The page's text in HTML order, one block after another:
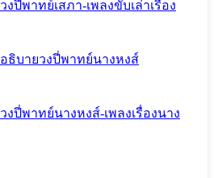
งปี่พาทย์เสภา-เพลงขับเล่าเรื่อง
ธิบายวงปี่พาทย์นางหงส์
งปี่พาทย์นางหงส์-เพลงเรื่องนาง